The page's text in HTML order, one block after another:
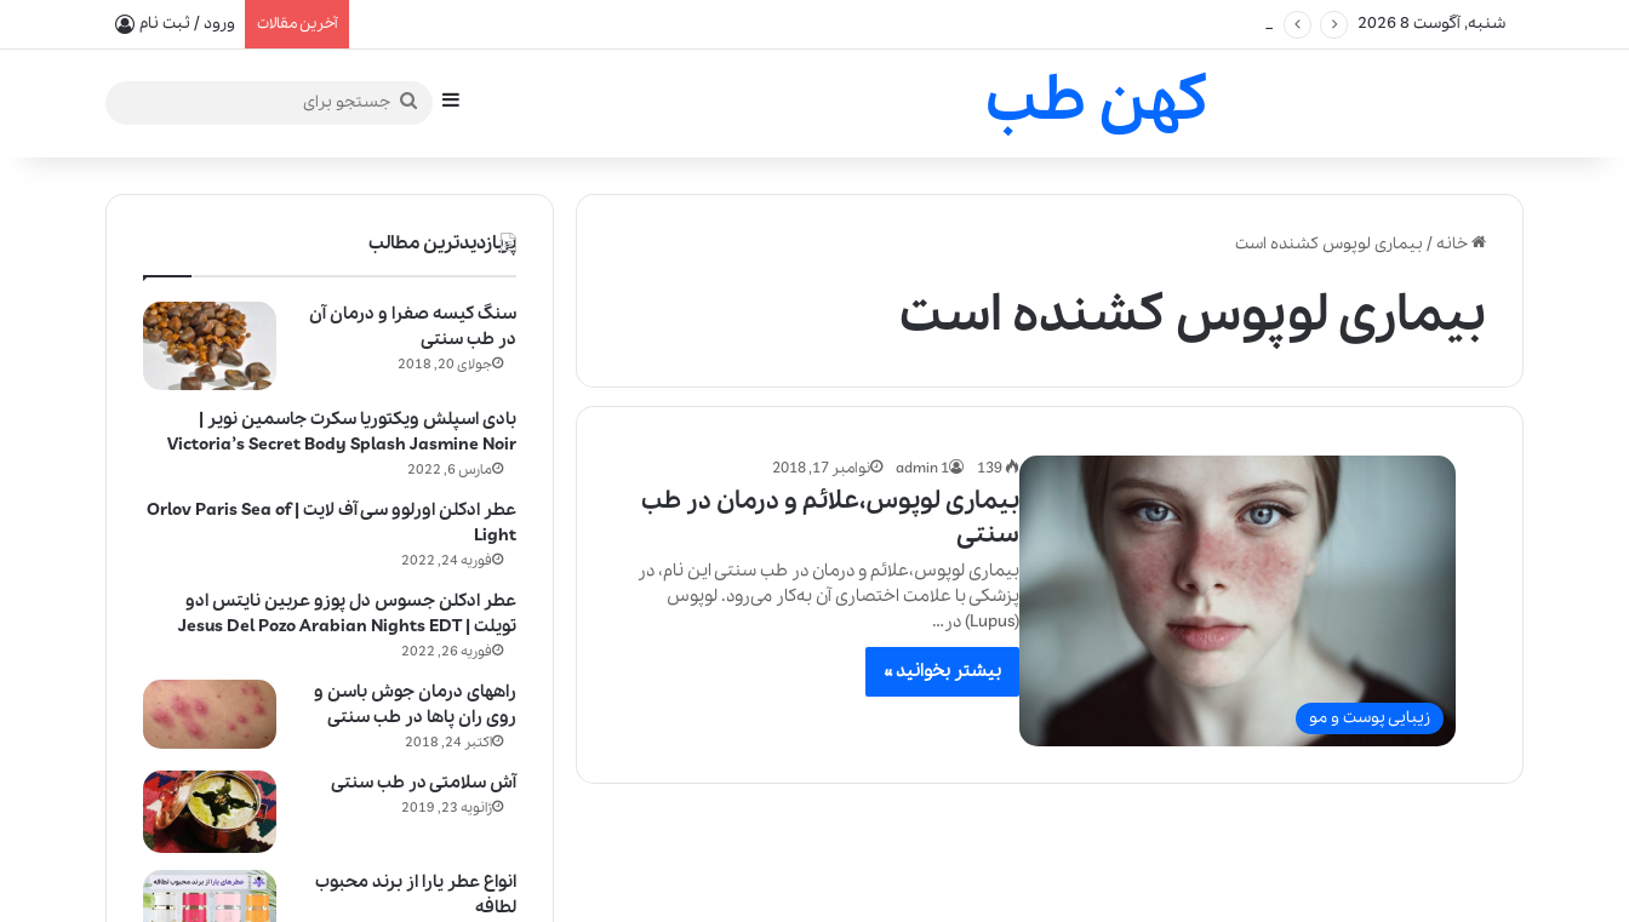
شنبه, آگوست 8 2026 آخرین مقالات ورود / ثبت نام
کهن طب سایدبارجستجو
خانه/ بیماری لوپوس کشنده است
بیماری لوپوس کشنده است
زیبایی پوست و مو
admin 1 نوامبر 17, 2018
بیماری لوپوس،علائم و درمان در طب
سنتی
بیماری لوپوس،علائم و درمان در طب سنتی این نام، در
پزشکی با علامت اختصاری آن به‌کار می‌رود. لوپوس
(Lupus) در…
بیشتر بخوانید »
پربازدیدترین مطالب
سنگ کیسه صفرا و درمان آن
در طب سنتی
جولای 20, 2018
بادی اسپلش ویکتوریا سکرت جاسمین نویر |
Victoria’s Secret Body Splash Jasmine Noir
مارس 6, 2022
عطر ادکلن اورلوو سی آف لایت | Orlov Paris Sea of
Light
فوریه 24, 2022
عطر ادکلن جسوس دل پوزو عربین نایتس ادو
تویلت | Jesus Del Pozo Arabian Nights EDT
فوریه 26, 2022
راههای درمان جوش باسن و
روی ران پاها در طب سنتی
اکتبر 24, 2018
آش سلامتی در طب سنتی
ژانویه 23, 2019
انواع عطر یارا از برند محبوب
لطافه